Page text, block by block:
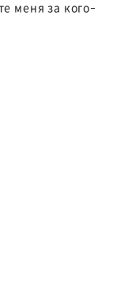
меня за кого-